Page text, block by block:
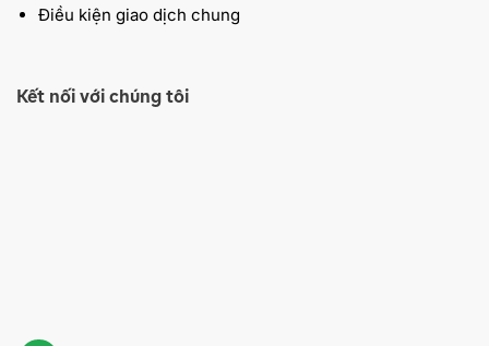
Điều kiện giao dịch chung
Kết nối với chúng tôi